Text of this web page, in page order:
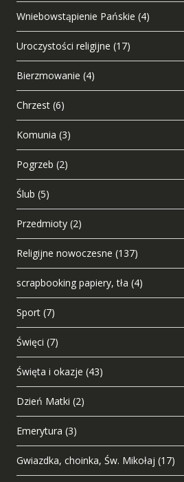
Wniebowstąpienie Pańskie (4)
Uroczystości religijne (17)
Bierzmowanie (4)
Chrzest (6)
Komunia (3)
Pogrzeb (2)
Ślub (5)
Przedmioty (2)
Religijne nowoczesne (137)
scrapbooking papiery, tła (4)
Sport (7)
Święci (7)
Święta i okazje (43)
Dzień Matki (2)
Emerytura (3)
Gwiazdka, choinka, Św. Mikołaj (17)